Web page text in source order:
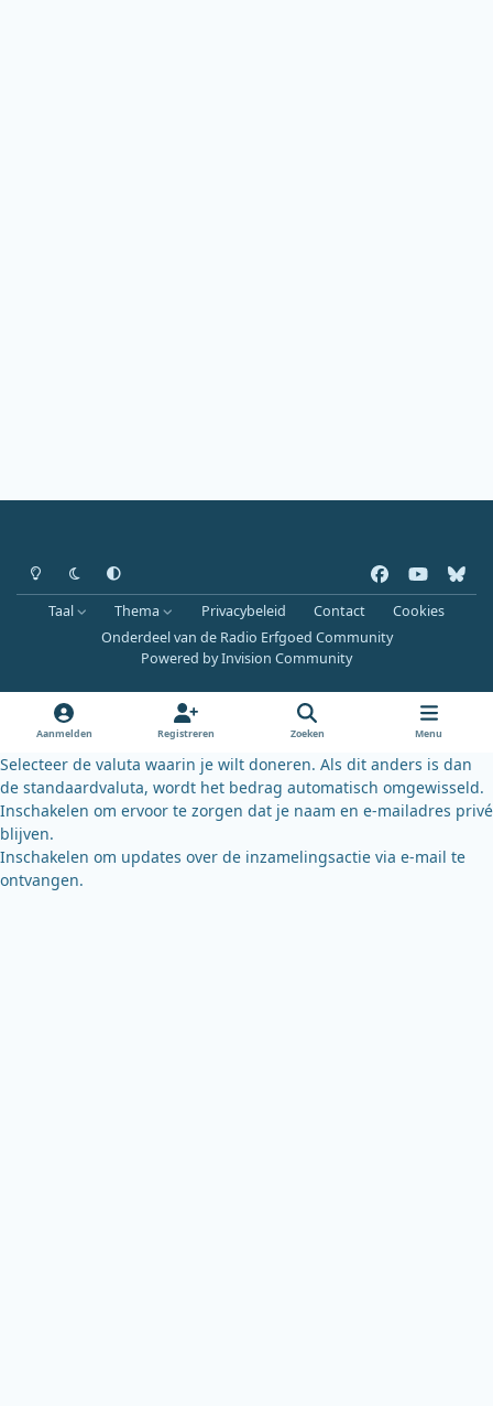
Heldere modus
Donkere modus
Systeemvoorkeur
a
c
e
o
k
o
u
b
b
l
u
k
y
Taal Thema Privacybeleid Contact
Cookies
Onderdeel van de Radio Erfgoed Community
Powered byInvision Community
Aanmelden Registreren Zoeken Menu
Selecteer de valuta waarin je wilt doneren. Als dit anders is dan
de standaardvaluta, wordt het bedrag automatisch omgewisseld.
Inschakelen om ervoor te zorgen dat je naam en e-mailadres privé
blijven.
Inschakelen om updates over de inzamelingsactie via e-mail te
ontvangen.